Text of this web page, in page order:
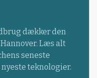
dækker den
Læs alt
seneste
teknologier.